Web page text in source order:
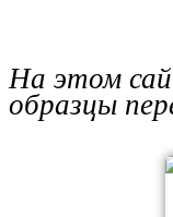
На этом
образцы